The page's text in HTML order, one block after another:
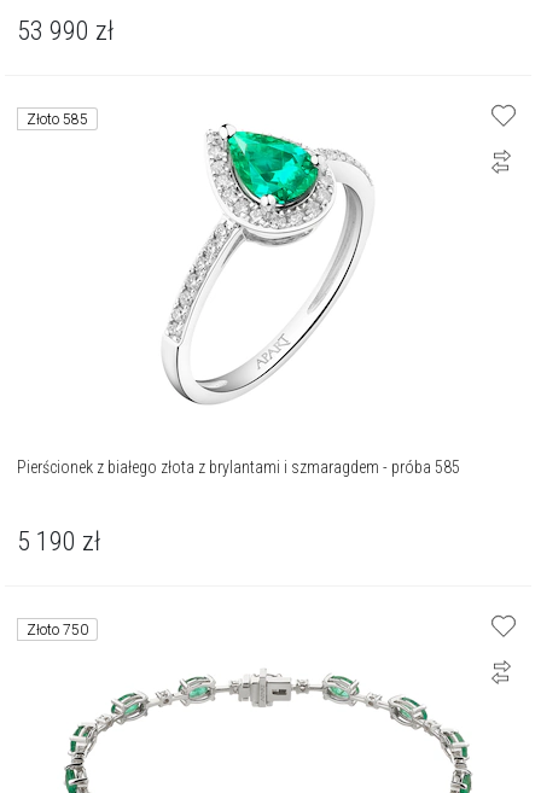
53 990 zł
Złoto 585
Pierścionek z białego złota z brylantami i szmaragdem - próba 585
5 190 zł
Złoto 750